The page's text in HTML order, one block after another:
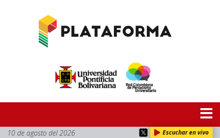
10 de agosto del 2026 Escuchar en vivo